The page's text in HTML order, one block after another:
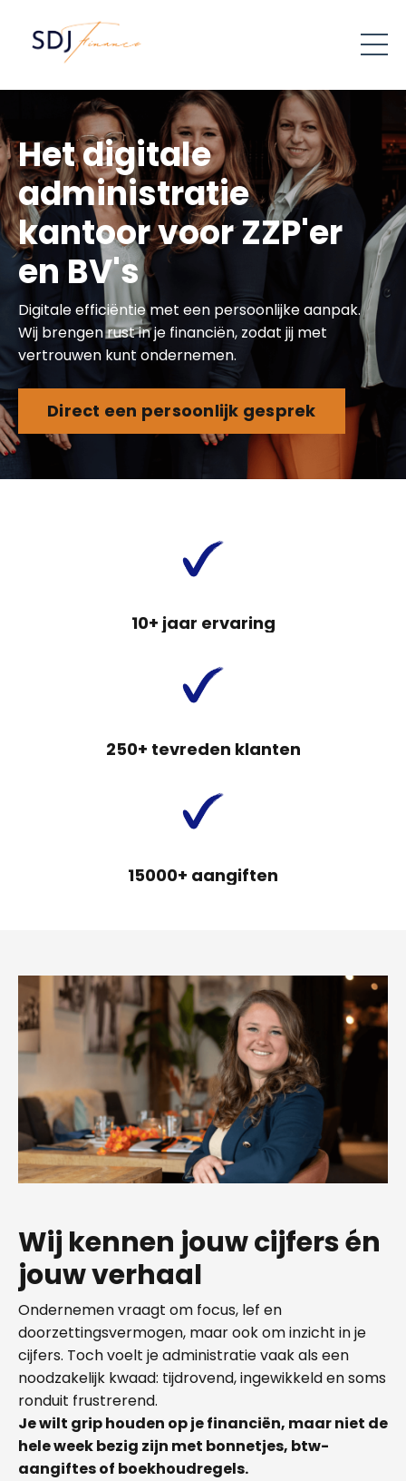
Het digitale
administratie
kantoor voor ZZP'er
en BV's
Digitale efficiëntie met een persoonlijke aanpak.
Wij brengen rust in je financiën, zodat jij met
vertrouwen kunt ondernemen.
Direct een persoonlijk gesprek
10+ jaar ervaring
250+ tevreden klanten
15000+ aangiften
Wij kennen jouw cijfers én
jouw verhaal
Ondernemen vraagt om focus, lef en
doorzettingsvermogen, maar ook om inzicht in je
cijfers. Toch voelt je administratie vaak als een
noodzakelijk kwaad: tijdrovend, ingewikkeld en soms
ronduit frustrerend.
Je wilt grip houden op je financiën, maar niet de
hele week bezig zijn met bonnetjes, btw-
aangiftes of boekhoudregels.